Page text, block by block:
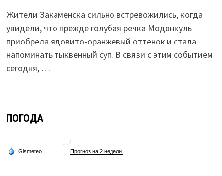
Жители Закаменска сильно встревожились, когда
увидели, что прежде голубая речка Модонкуль
приобрела ядовито-оранжевый оттенок и стала
напоминать тыквенный суп. В связи с этим событием
сегодня, …
ПОГОДА